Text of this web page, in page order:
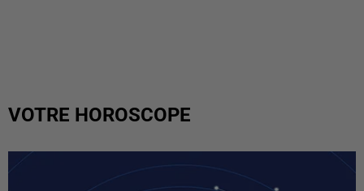
VOTRE HOROSCOPE